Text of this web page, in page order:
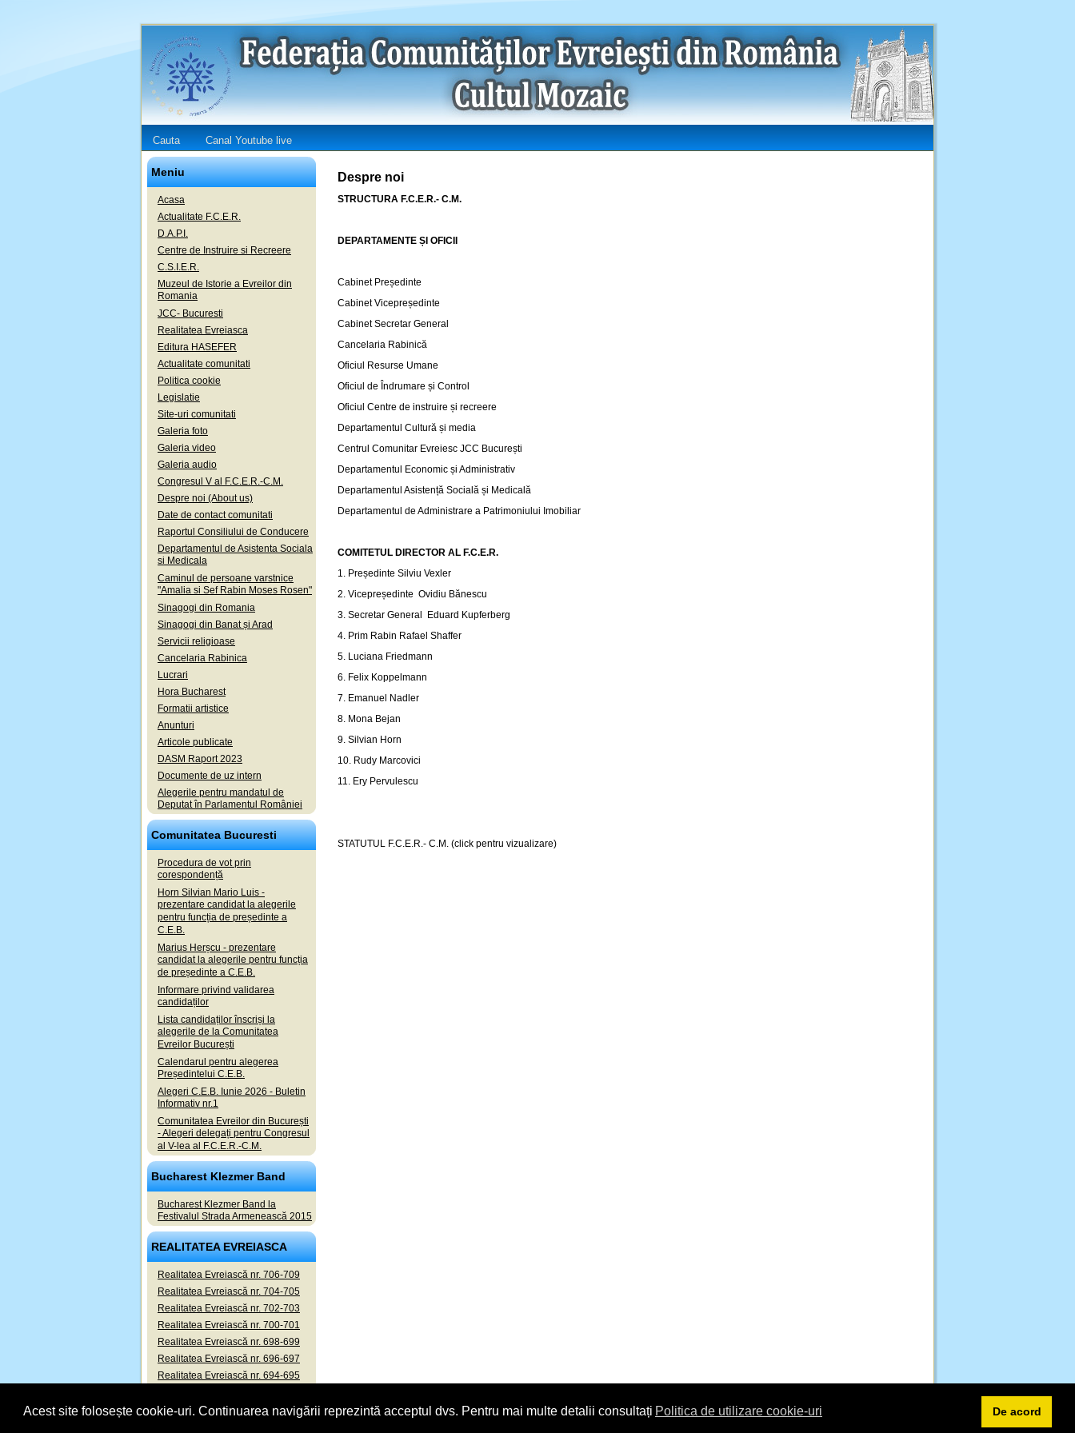
Acest site folosește cookie-uri. Continuarea navigării reprezintă acceptul dvs. Pentru mai multe detalii consultați Politica de utilizare cookie-uri De acord
Cauta Canal Youtube live
Meniu
Acasa
Actualitate F.C.E.R.
D.A.P.I.
Centre de Instruire si Recreere
C.S.I.E.R.
Muzeul de Istorie a Evreilor din
Romania
JCC- Bucuresti
Realitatea Evreiasca
Editura HASEFER
Actualitate comunitati
Politica cookie
Legislatie
Site-uri comunitati
Galeria foto
Galeria video
Galeria audio
Congresul V al F.C.E.R.-C.M.
Despre noi (About us)
Date de contact comunitati
Raportul Consiliului de Conducere
Departamentul de Asistenta Sociala
si Medicala
Caminul de persoane varstnice
"Amalia si Sef Rabin Moses Rosen"
Sinagogi din Romania
Sinagogi din Banat și Arad
Servicii religioase
Cancelaria Rabinica
Lucrari
Hora Bucharest
Formatii artistice
Anunturi
Articole publicate
DASM Raport 2023
Documente de uz intern
Alegerile pentru mandatul de
Deputat în Parlamentul României
Comunitatea Bucuresti
Procedura de vot prin
corespondență
Horn Silvian Mario Luis -
prezentare candidat la alegerile
pentru funcția de președinte a
C.E.B.
Marius Herșcu - prezentare
candidat la alegerile pentru funcția
de președinte a C.E.B.
Informare privind validarea
candidaților
Lista candidaților înscriși la
alegerile de la Comunitatea
Evreilor București
Calendarul pentru alegerea
Președintelui C.E.B.
Alegeri C.E.B. Iunie 2026 - Buletin
Informativ nr.1
Comunitatea Evreilor din București
- Alegeri delegați pentru Congresul
al V-lea al F.C.E.R.-C.M.
Bucharest Klezmer Band
Bucharest Klezmer Band la
Festivalul Strada Armenească 2015
REALITATEA EVREIASCA
Realitatea Evreiască nr. 706-709
Realitatea Evreiască nr. 704-705
Realitatea Evreiască nr. 702-703
Realitatea Evreiască nr. 700-701
Realitatea Evreiască nr. 698-699
Realitatea Evreiască nr. 696-697
Realitatea Evreiască nr. 694-695
Despre noi
STRUCTURA F.C.E.R.- C.M.
DEPARTAMENTE ȘI OFICII
Cabinet Președinte
Cabinet Vicepreședinte
Cabinet Secretar General
Cancelaria Rabinică
Oficiul Resurse Umane
Oficiul de Îndrumare și Control
Oficiul Centre de instruire și recreere
Departamentul Cultură și media
Centrul Comunitar Evreiesc JCC București
Departamentul Economic și Administrativ
Departamentul Asistență Socială și Medicală
Departamentul de Administrare a Patrimoniului Imobiliar
COMITETUL DIRECTOR AL F.C.E.R.
1. Președinte Silviu Vexler
2. Vicepreședinte Ovidiu Bănescu
3. Secretar General Eduard Kupferberg
4. Prim Rabin Rafael Shaffer
5. Luciana Friedmann
6. Felix Koppelmann
7. Emanuel Nadler
8. Mona Bejan
9. Silvian Horn
10. Rudy Marcovici
11. Ery Pervulescu
STATUTUL F.C.E.R.- C.M. (click pentru vizualizare)